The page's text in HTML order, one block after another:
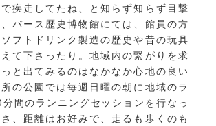
疾走してたね、と知らず知らず目撃
バース歴史博物館にては、館員の方
フトドリンク製造の歴史や昔の玩具
て下さったり。地域内の繋がりを求
と出てみるのはなかなか心地の良い
の公園では毎週日曜の朝に地域のラ
間のランニングセッションを行なっ
、距離はお好みで、走るも歩くのも